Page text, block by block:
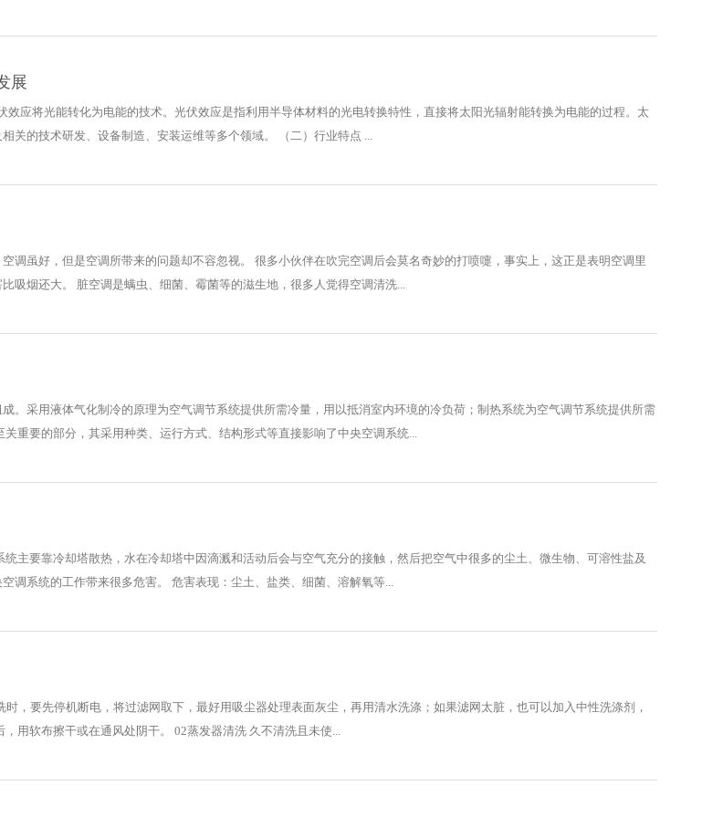
展
应将光能转化为电能的技术。光伏效应是指利用半导体材料的光电转换特性，直接将太阳光辐射能转换为电能的过程。太
关的技术研发、设备制造、安装运维等多个领域。 （二）行业特点 ...
调虽好，但是空调所带来的问题却不容忽视。 很多小伙伴在吹完空调后会莫名奇妙的打喷嚏，事实上，这正是表明空调里
吸烟还大。 脏空调是螨虫、细菌、霉菌等的滋生地，很多人觉得空调清洗...
。采用液体气化制冷的原理为空气调节系统提供所需冷量，用以抵消室内环境的冷负荷；制热系统为空气调节系统提供所需
重要的部分，其采用种类、运行方式、结构形式等直接影响了中央空调系统...
主要靠冷却塔散热，水在冷却塔中因滴溅和活动后会与空气充分的接触，然后把空气中很多的尘土、微生物、可溶性盐及
调系统的工作带来很多危害。 危害表现：尘土、盐类、细菌、溶解氧等...
，要先停机断电，将过滤网取下，最好用吸尘器处理表面灰尘，再用清水洗涤；如果滤网太脏，也可以加入中性洗涤剂，
用软布擦干或在通风处阴干。 02蒸发器清洗 久不清洗且未使...